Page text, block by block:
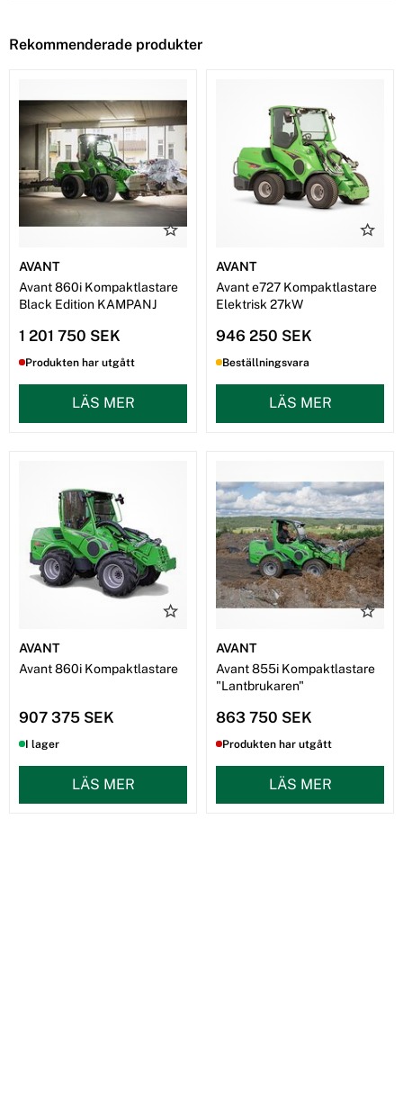
Rekommenderade produkter
AVANT
Avant 860i Kompaktlastare
Black Edition KAMPANJ
1 201 750 SEK
Produkten har utgått
LÄS MER
AVANT
Avant e727 Kompaktlastare
Elektrisk 27kW
946 250 SEK
Beställningsvara
LÄS MER
AVANT
Avant 860i Kompaktlastare
907 375 SEK
I lager
LÄS MER
AVANT
Avant 855i Kompaktlastare
"Lantbrukaren"
863 750 SEK
Produkten har utgått
LÄS MER